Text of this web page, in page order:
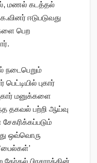
மணல் கடத்தல்
ஈடுபடுவது
பெற
நடைபெறும்
புகார்
மனுக்களை
தகவல் பற்றி ஆய்வு
ஒவ்வொரு